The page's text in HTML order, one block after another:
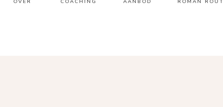
OVER COACHING AANBOD ROMAN